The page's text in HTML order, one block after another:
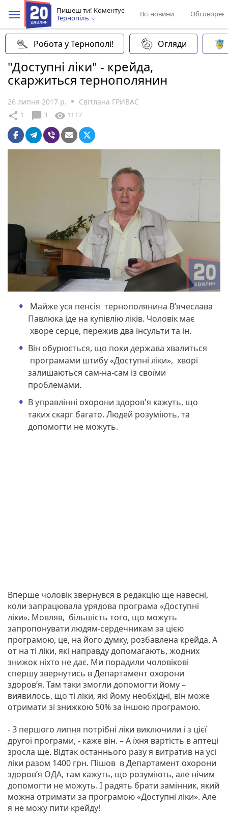
Пишеш ти! Коментує
Тернопіль
Всі новини
Робота у Тернополі! Огляди
"Доступні ліки" - крейда,
скаржиться тернополянин
26 липня 2017 р. Світлана ГРИВАС
share 1 chat_bubble 3 visibility 1117
Майже уся пенсія тернополянина В’ячеслава
Павлюка іде на купівлію ліків. Чоловік має
хворе серце, пережив два інсульти та ін.
Він обурюється, що поки держава хвалиться
програмами штибу «Доступні ліки», хворі
залишаються сам-на-сам із своїми
проблемами.
В управлінні охорони здоров'я кажуть, що
таких скарг багато. Людей розуміють, та
допомогти не можуть.
Вперше чоловік звернувся в редакцію ще навесні,
коли запрацювала урядова програма «Доступні
ліки». Мовляв, більшість того, що можуть
запропонувати людям-сердечникам за цією
програмою, це, на його думку, розбавлена крейда. А
от на ті ліки, які направду допомагають, жодних
знижок ніхто не дає. Ми порадили чоловікові
спершу звернутись в Департамент охорони
здоров’я. Там таки змогли допомогти йому –
виявилось, що ті ліки, які йому необхідні, він може
отримати зі знижкою 50% за іншою програмою.
- З першого липня потрібні ліки виключили і з цієї
другої програми, - каже він. – А їхня вартість в аптеці
зросла ще. Відтак останнього разу я витратив на усі
ліки разом 1400 грн. Пішов в Департамент охорони
здоров’я ОДА, там кажуть, що розуміють, але нічим
допомогти не можуть. І радять брати замінник, який
можна отримати за програмою «Доступні ліки». Але
я не можу пити крейду!